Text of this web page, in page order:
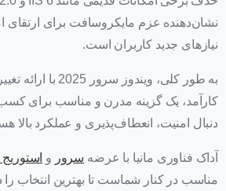
نشان‌دهنده عزم مایکروسافت برای ارتقای
نیازهای جدید کاربران است.
به طور کلی، ویندوز
کارآمد، یک گزینه مدرن و مناسب برای
دنبال امنیت، انعطاف‌پذیری و عملکرد بالا
آداک فناوری مانیا با عرضه سرور و استوریج
مناسب در کنار شماست تا بهترین انتخاب را